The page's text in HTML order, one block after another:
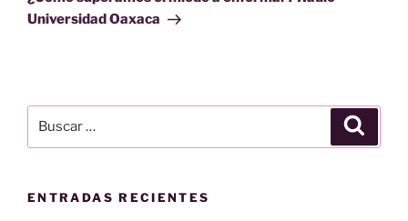
Universidad Oaxaca
por:
ENTRADAS RECIENTES